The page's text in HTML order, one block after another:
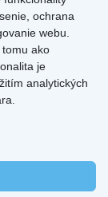
ochrana
webu.
ako
je
analytických